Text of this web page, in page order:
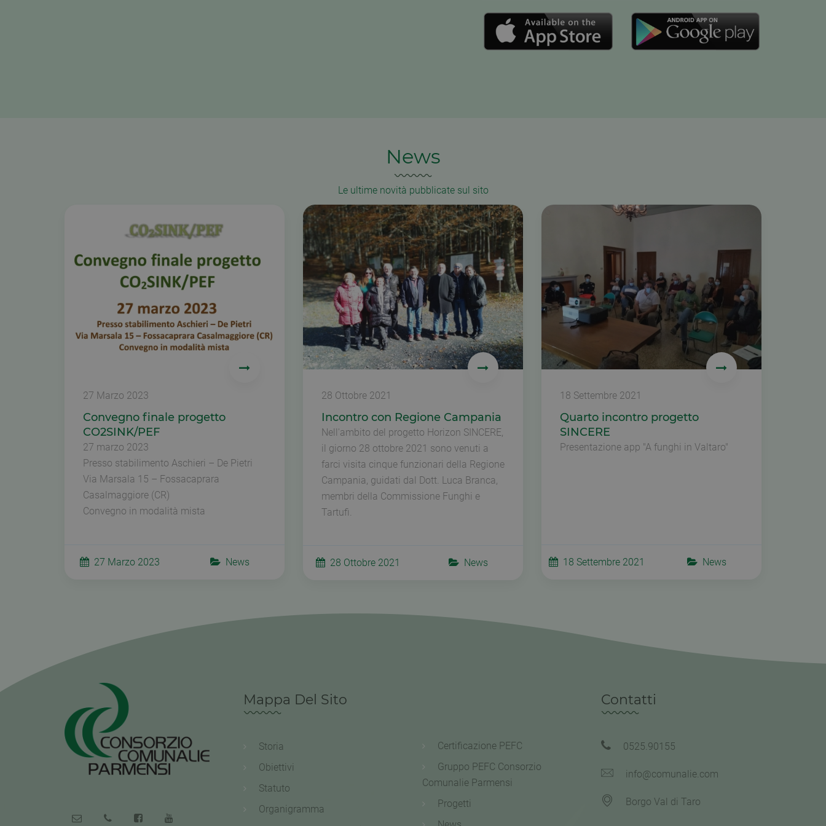
News
Le ultime novità pubblicate sul sito
27 Marzo 2023
Convegno finale progetto
CO2SINK/PEF
27 marzo 2023
Presso stabilimento Aschieri – De Pietri
Via Marsala 15 – Fossacaprara
Casalmaggiore (CR)
Convegno in modalità mista
27 Marzo 2023 News
28 Ottobre 2021
Incontro con Regione Campania
Nell'ambito del progetto Horizon SINCERE,
il giorno 28 ottobre 2021 sono venuti a
farci visita cinque funzionari della Regione
Campania, guidati dal Dott. Luca Branca,
membri della Commissione Funghi e
Tartufi.
28 Ottobre 2021 News
18 Settembre 2021
Quarto incontro progetto
SINCERE
Presentazione app "A funghi in Valtaro"
18 Settembre 2021 News
Mappa Del Sito
Storia
Obiettivi
Statuto
Organigramma
Certificazione PEFC
Gruppo PEFC Consorzio
Comunalie Parmensi
Progetti
Contatti
0525.90155
info@comunalie.com
Borgo Val di Taro